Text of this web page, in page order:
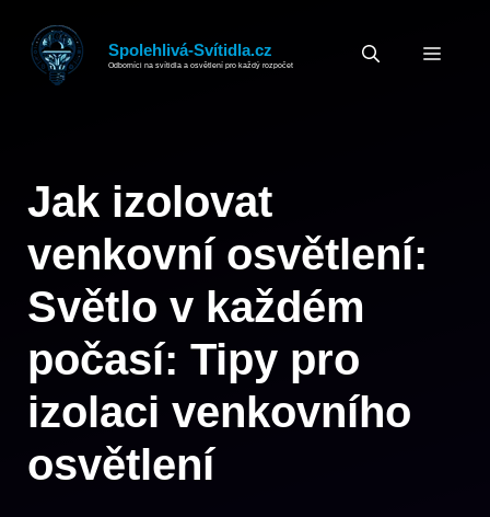
obsah
Spolehlivá-Svítidla.cz
Odborníci na svítidla a osvětlení pro každý rozpočet
Jak izolovat
venkovní osvětlení:
Světlo v každém
počasí: Tipy pro
izolaci venkovního
osvětlení